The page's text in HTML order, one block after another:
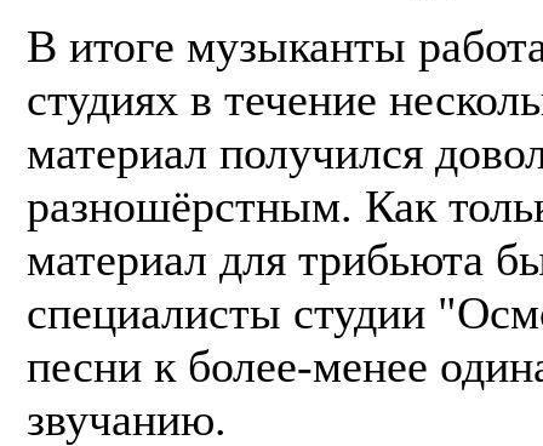
В итоге музыканты
студиях в течение
материал получился
разношёрстным. Как
материал для трибьюта
специалисты студии
песни к более-менее
звучанию.